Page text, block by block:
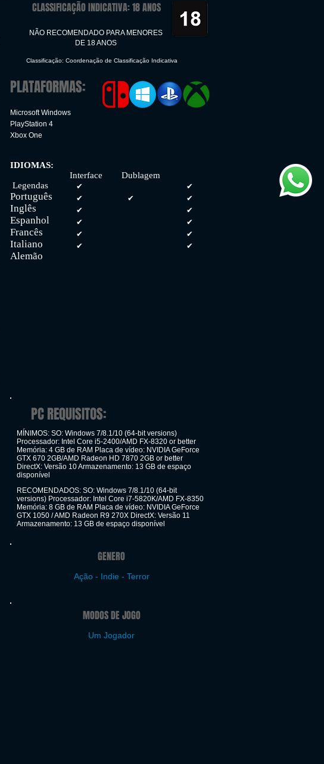
CLASSIFICAÇÃO INDICATIVA: 18 ANOS
NÃO RECOMENDADO PARA MENORES
DE 18 ANOS
Classificação: Coordenação de Classificação Indicativa
PLATAFORMAS:
Microsoft Windows
PlayStation 4
Xbox One
IDIOMAS:
Interface Dublagem
Legendas
Português
Inglês
Espanhol
Francês
Italiano
Alemão
✔
✔
✔
✔
✔
✔
✔
✔
✔
✔
✔
✔
✔
PC REQUISITOS:
MÍNIMOS: SO: Windows 7/8.1/10 (64-bit versions)
Processador: Intel Core i5-2400/AMD FX-8320 or better
Memória: 4 GB de RAM Placa de vídeo: NVIDIA GeForce
GTX 670 2GB/AMD Radeon HD 7870 2GB or better
DirectX: Versão 10 Armazenamento: 13 GB de espaço
disponível
RECOMENDADOS: SO: Windows 7/8.1/10 (64-bit
versions) Processador: Intel Core i7-5820K/AMD FX-8350
Memória: 8 GB de RAM Placa de vídeo: NVIDIA GeForce
GTX 1050 / AMD Radeon R9 270X DirectX: Versão 11
Armazenamento: 13 GB de espaço disponível
GENERO
Ação - Indie - Terror
MODOS DE JOGO
Um Jogador